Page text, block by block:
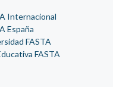
Internacional
España
FASTA
FASTA